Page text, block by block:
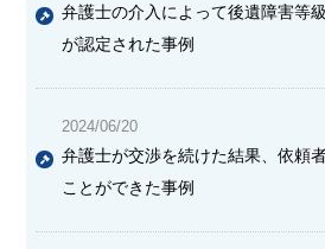
弁護士の介入によって後遺障害等
が認定された事例
2024/06/20
弁護士が交渉を続けた結果、依頼
ことができた事例